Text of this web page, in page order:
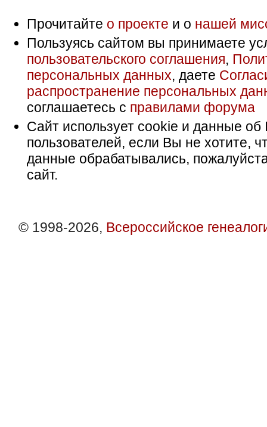
Прочитайте о проекте и о нашей
Пользуясь сайтом вы принимаете
пользовательского соглашения,
персональных данных, даете
распространение персональных
соглашаетесь с правилами форума
Сайт использует cookie и данные об
пользователей, если Вы не хотите,
данные обрабатывались,
сайт.
© 1998-2026, Всероссийское